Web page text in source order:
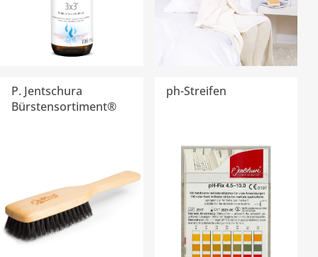
P. Jentschura
Bürstensortiment®
ph-Streifen